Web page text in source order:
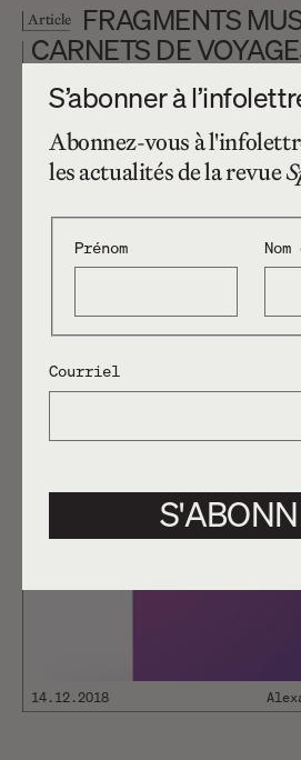
Article
FRAGMENTS
CARNETS DE
INTERSTELLAIRES
Article MONTRÉAL
14.12.2018
S’abonner à
Abonnez-vous à
les actualités de la revue
Prénom
Courriel